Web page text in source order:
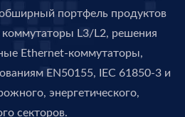
портфель продуктов
L3/L2, решения
Ethernet-коммутаторы,
EN50155, IEC 61850-3 и
энергетического,
секторов.